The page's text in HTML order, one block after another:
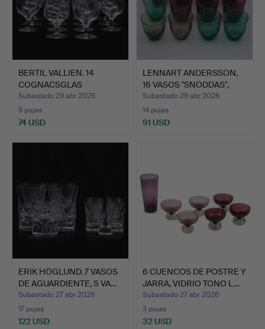
BERTIL VALLIEN. 14
COGNACSGLAS
"CHATEAU" K…
Subastado 29 abr 2026
9 pujas
74 USD
LENNART ANDERSSON,
16 VASOS "SNODDAS",
GUL…
Subastado 29 abr 2026
14 pujas
91 USD
ERIK HÖGLUND. 7 VASOS
DE AGUARDIENTE, 5 VA…
Subastado 27 abr 2026
17 pujas
122 USD
6 CUENCOS DE POSTRE Y
JARRA, VIDRIO TONO L…
Subastado 27 abr 2026
3 pujas
32 USD